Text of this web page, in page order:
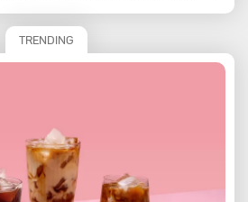
TRENDING